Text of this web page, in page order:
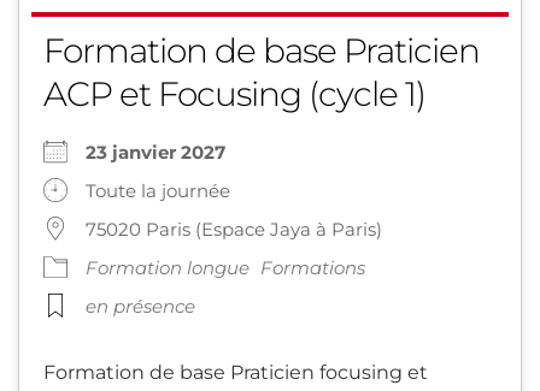
Formation de base Praticien
ACP et Focusing (cycle 1)
23 janvier 2027
Toute la journée
75020 Paris (Espace Jaya à Paris)
Formation longue Formations
en présence
Formation de base Praticien focusing et